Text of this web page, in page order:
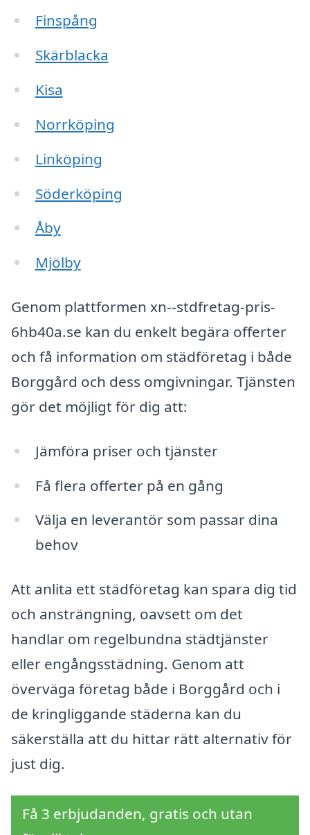
Finspång
Skärblacka
Kisa
Norrköping
Linköping
Söderköping
Åby
Mjölby
Genom plattformen xn--stdfretag-pris-
6hb40a.se kan du enkelt begära offerter
och få information om städföretag i både
Borggård och dess omgivningar. Tjänsten
gör det möjligt för dig att:
Jämföra priser och tjänster
Få flera offerter på en gång
Välja en leverantör som passar dina
behov
Att anlita ett städföretag kan spara dig tid
och ansträngning, oavsett om det
handlar om regelbundna städtjänster
eller engångsstädning. Genom att
överväga företag både i Borggård och i
de kringliggande städerna kan du
säkerställa att du hittar rätt alternativ för
just dig.
Få 3 erbjudanden, gratis och utan